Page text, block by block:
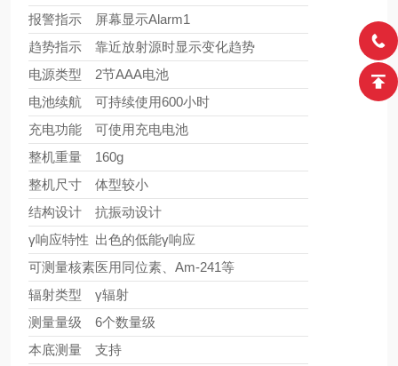
报警指示
屏幕显示Alarm1
趋势指示
靠近放射源时显示变化趋势
电源类型
2节AAA电池
电池续航
可持续使用600小时
充电功能
可使用充电电池
整机重量
160g
整机尺寸
体型较小
结构设计
抗振动设计
γ响应特性 出色的低能γ响应
可测量核素医用同位素、Am-241等
辐射类型
γ辐射
测量量级
6个数量级
本底测量
支持